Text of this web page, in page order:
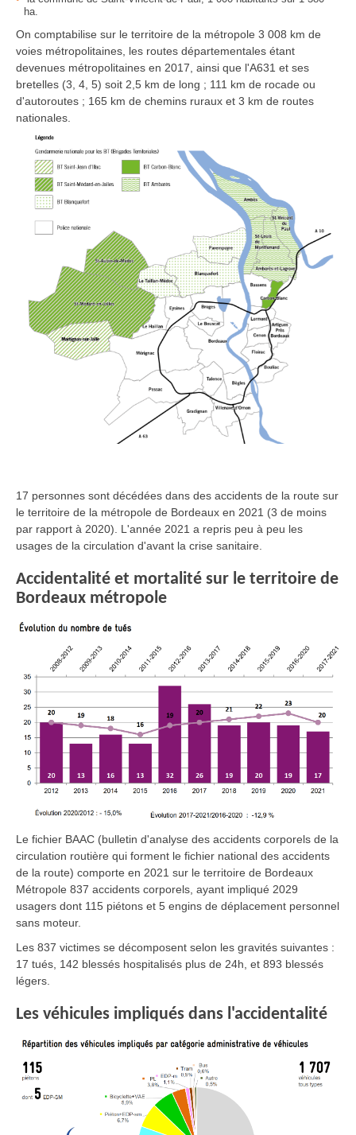
ha.
On comptabilise sur le territoire de la métropole 3 008 km de
voies métropolitaines, les routes départementales étant
devenues métropolitaines en 2017, ainsi que l'A631 et ses
bretelles (3, 4, 5) soit 2,5 km de long ; 111 km de rocade ou
d'autoroutes ; 165 km de chemins ruraux et 3 km de routes
nationales.
17 personnes sont décédées dans des accidents de la route sur
le territoire de la métropole de Bordeaux en 2021 (3 de moins
par rapport à 2020). L'année 2021 a repris peu à peu les
usages de la circulation d'avant la crise sanitaire.
Accidentalité et mortalité sur le territoire de
Bordeaux métropole
Le fichier BAAC (bulletin d'analyse des accidents corporels de la
circulation routière qui forment le fichier national des accidents
de la route) comporte en 2021 sur le territoire de Bordeaux
Métropole 837 accidents corporels, ayant impliqué 2029
usagers dont 115 piétons et 5 engins de déplacement personnel
sans moteur.
Les 837 victimes se décomposent selon les gravités suivantes :
17 tués, 142 blessés hospitalisés plus de 24h, et 893 blessés
légers.
Les véhicules impliqués dans l'accidentalité